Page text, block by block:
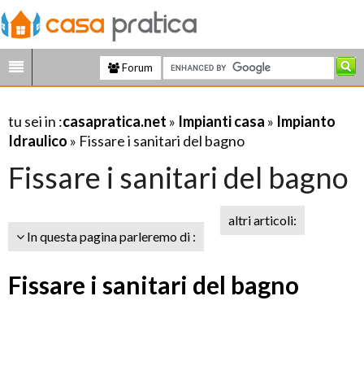
Forum
tu sei in :casapratica.net » Impianti casa » Impianto
Idraulico » Fissare i sanitari del bagno
Fissare i sanitari del bagno
In questa pagina parleremo di :
altri articoli:
Fissare i sanitari del bagno